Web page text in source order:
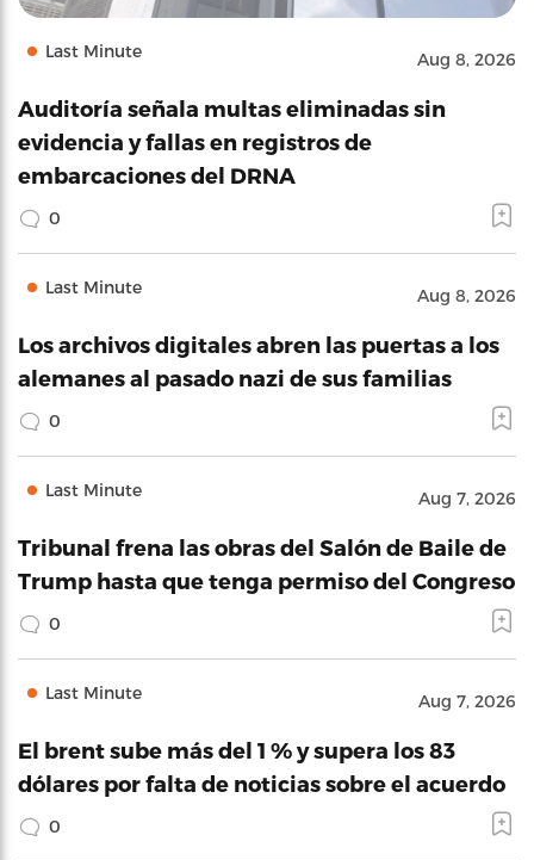
Last Minute Aug 8, 2026
Auditoría señala multas eliminadas sin
evidencia y fallas en registros de
embarcaciones del DRNA
0
Last Minute Aug 8, 2026
Los archivos digitales abren las puertas a los
alemanes al pasado nazi de sus familias
0
Last Minute Aug 7, 2026
Tribunal frena las obras del Salón de Baile de
Trump hasta que tenga permiso del Congreso
0
Last Minute Aug 7, 2026
El brent sube más del 1 % y supera los 83
dólares por falta de noticias sobre el acuerdo
0